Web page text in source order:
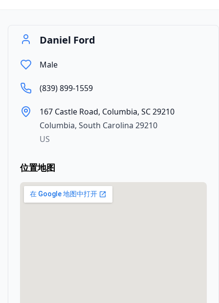
Daniel Ford
Male
(839) 899-1559
167 Castle Road, Columbia, SC 29210
Columbia, South Carolina 29210
US
位置地图